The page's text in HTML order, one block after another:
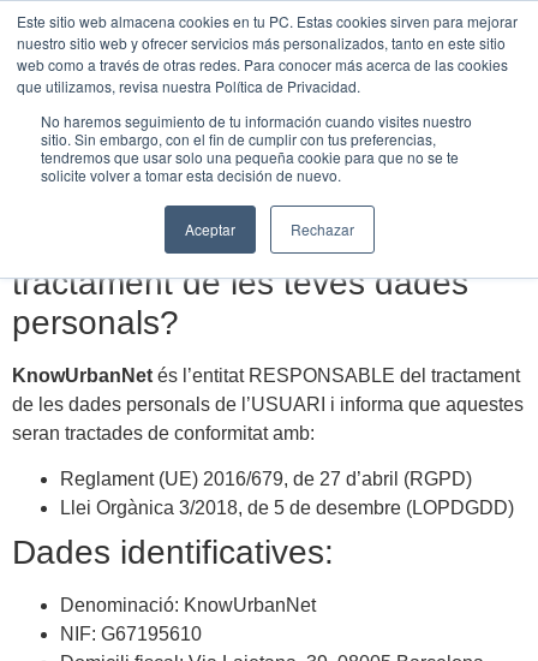
Este sitio web almacena cookies en tu PC. Estas cookies sirven para mejorar
nuestro sitio web y ofrecer servicios más personalizados, tanto en este sitio
web como a través de otras redes. Para conocer más acerca de las cookies
que utilizamos, revisa nuestra Política de Privacidad.
No haremos seguimiento de tu información cuando visites nuestro
sitio. Sin embargo, con el fin de cumplir con tus preferencias,
tendremos que usar solo una pequeña cookie para que no se te
solicite volver a tomar esta decisión de nuevo.
Aceptar Rechazar
UNEIX-
TE
Política de Privacitat
1. INFORMACIÓ A L’USUARI
Qui és el responsable del
tractament de les teves dades
personals?
KnowUrbanNet és l’entitat RESPONSABLE del tractament
de les dades personals de l’USUARI i informa que aquestes
seran tractades de conformitat amb:
Reglament (UE) 2016/679, de 27 d’abril (RGPD)
Llei Orgànica 3/2018, de 5 de desembre (LOPDGDD)
Dades identificatives:
Denominació: KnowUrbanNet
NIF: G67195610